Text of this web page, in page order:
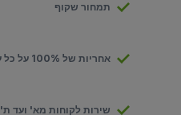
תמחור שקוף
אחריות של 100% על כל עסקה
שירות לקוחות מא' ועד ת'